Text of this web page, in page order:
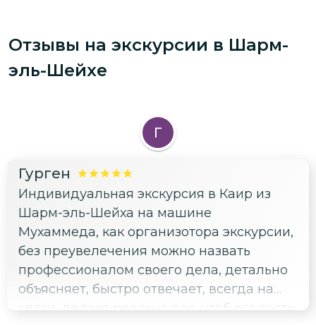
Отзывы на экскурсии в Шарм-
эль-Шейхе
Г
Гурген
Индивидуальная экскурсия в Каир из
Шарм-эль-Шейха на машине
Мухаммеда, как организотора экскурсии,
без преувелечения можно назвать
профессионалом своего дела, детально
объясняет, быстро отвечает, всегда на
связи, делает реально все, чтоб его гость